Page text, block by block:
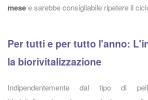
mesee sarebbe consigliabile ripetere il
Per tutti e per tutto l'anno:
la biorivitalizzazione
Indipendentemente dal tipo di